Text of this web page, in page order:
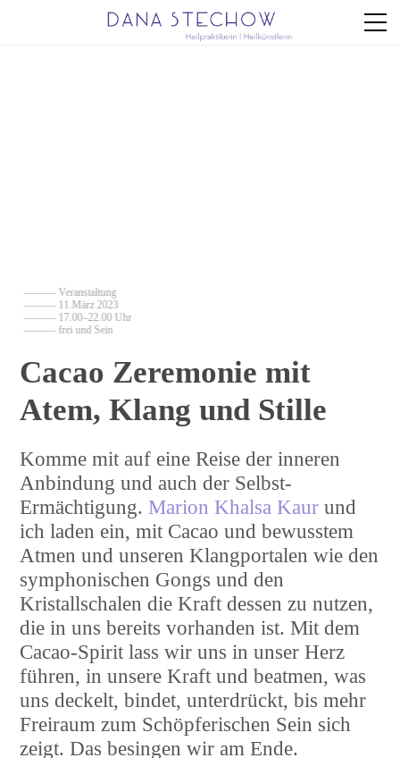
——— Veranstaltung
——— 11.März 2023
——— 17.00–22.00 Uhr
——— frei und Sein
Cacao Zeremonie mit
Atem, Klang und Stille
Komme mit auf eine Reise der inneren
Anbindung und auch der Selbst-
Ermächtigung.Marion Khalsa Kaur und
ich laden ein, mit Cacao und bewusstem
Atmen und unseren Klangportalen wie den
symphonischen Gongs und den
Kristallschalen die Kraft dessen zu nutzen,
die in uns bereits vorhanden ist. Mit dem
Cacao-Spirit lass wir uns in unser Herz
führen, in unsere Kraft und beatmen, was
uns deckelt, bindet, unterdrückt, bis mehr
Freiraum zum Schöpferischen Sein sich
zeigt. Das besingen wir am Ende.